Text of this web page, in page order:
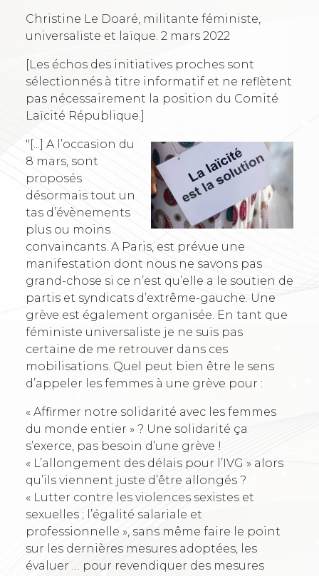
Christine Le Doaré, militante féministe,
universaliste et laïque. 2 mars 2022
[Les échos des initiatives proches sont
sélectionnés à titre informatif et ne reflètent
pas nécessairement la position du Comité
Laïcité République.]
"[...] A l’occasion du
8 mars, sont
proposés
désormais tout un
tas d’évènements
plus ou moins
convaincants. A Paris, est prévue une
manifestation dont nous ne savons pas
grand-chose si ce n’est qu’elle a le soutien de
partis et syndicats d’extrême-gauche. Une
grève est également organisée. En tant que
féministe universaliste je ne suis pas
certaine de me retrouver dans ces
mobilisations. Quel peut bien être le sens
d’appeler les femmes à une grève pour :
« Affirmer notre solidarité avec les femmes
du monde entier » ? Une solidarité ça
s’exerce, pas besoin d’une grève !
« L’allongement des délais pour l’IVG » alors
qu’ils viennent juste d’être allongés ?
« Lutter contre les violences sexistes et
sexuelles ; l’égalité salariale et
professionnelle », sans même faire le point
sur les dernières mesures adoptées, les
évaluer … pour revendiquer des mesures